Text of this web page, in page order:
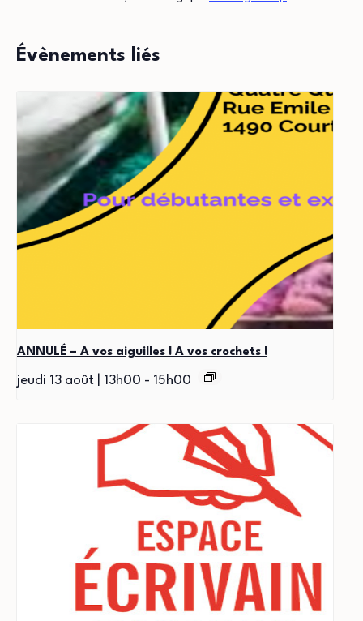
Évènements liés
ANNULÉ – A vos aiguilles ! A vos crochets !
jeudi 13 août | 13h00 - 15h00